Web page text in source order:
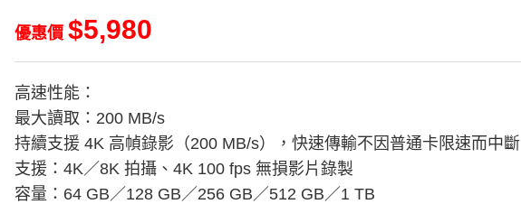
優惠價 $5,980
高速性能：
最大讀取：200 MB/s
持續支援 4K 高幀錄影（200 MB/s），快速傳輸不因普通卡限速而中斷
支援：4K／8K 拍攝、4K 100 fps 無損影片錄製
容量：64 GB／128 GB／256 GB／512 GB／1 TB